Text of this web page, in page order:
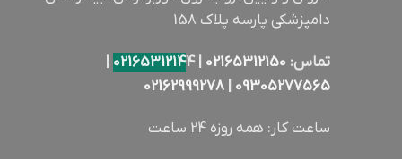
دامپزشکی پارسه پلاک 158
تماس: |
02165312144 |
09305277565
|
02162999278
ساعت کار: همه روزه 24 ساعت